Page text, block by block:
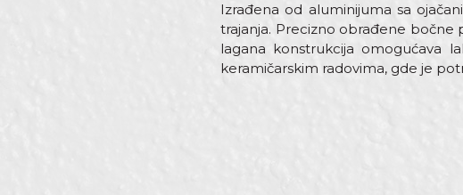
Izrađena od aluminijuma sa
trajanja. Precizno obrađene bočne
lagana konstrukcija omogućava
keramičarskim radovima, gde je